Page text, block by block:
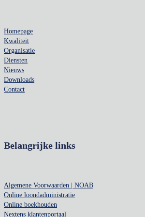
Homepage
Kwaliteit
Organisatie
Diensten
Nieuws
Downloads
Contact
Belangrijke links
Algemene Voorwaarden | NOAB
Online loondadministratie
Online boekhouden
Nextens klantenportaal